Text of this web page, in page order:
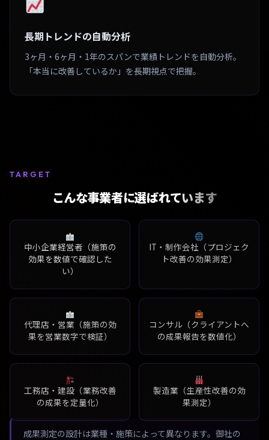
長期トレンドの自動分析
3ヶ月・6ヶ月・1年のスパンで業績トレンドを自動分析。
「本当に改善しているか」を長期視点で把握。
TARGET
こんな事業者に選ばれています
中小企業経営者（施策の
効果を数値で確認した
い）
IT・制作会社（プロジェク
ト改善の効果測定）
代理店・営業（施策の効
果を営業数字で検証）
コンサル（クライアントへ
の成果報告を数値化）
工務店・建設（業務改善
の成果を定量化）
製造業（生産性改善の効
果測定）
成果測定の設計は業種・施策によって異なります。御社の